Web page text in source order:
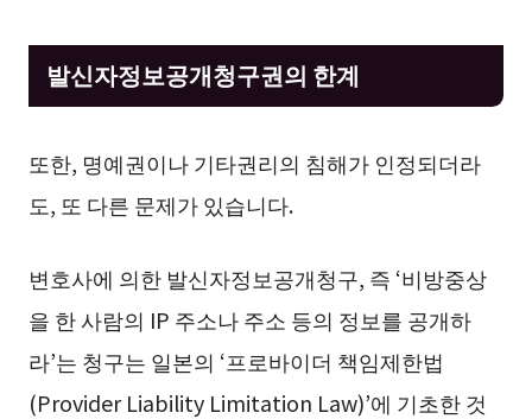
발신자정보공개청구권의 한계
또한, 명예권이나 기타권리의 침해가 인정되더라
도, 또 다른 문제가 있습니다.
변호사에 의한 발신자정보공개청구, 즉 ‘비방중상
을 한 사람의 IP 주소나 주소 등의 정보를 공개하
라’는 청구는 일본의 ‘프로바이더 책임제한법
(Provider Liability Limitation Law)’에 기초한 것